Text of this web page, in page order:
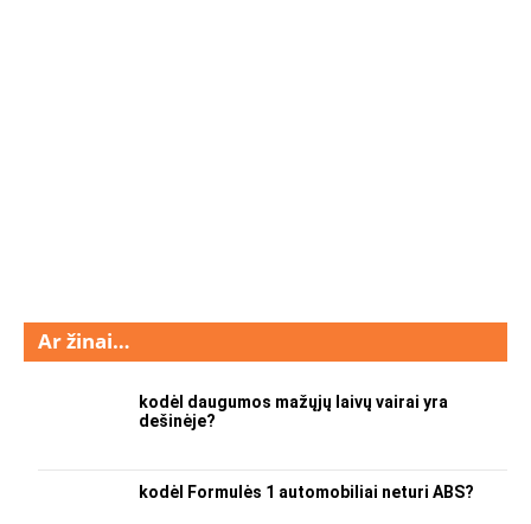
Ar žinai…
kodėl daugumos mažųjų laivų vairai yra
dešinėje?
kodėl Formulės 1 automobiliai neturi ABS?